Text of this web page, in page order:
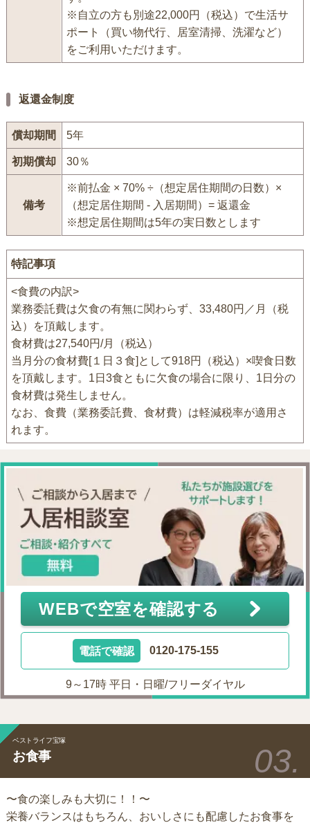
※自立の方も別途22,000円（税込）で生活サ
ポート（買い物代行、居室清掃、洗濯など）
をご利用いただけます。
返還金制度
償却期間 5年
初期償却 30％
備考
※前払金 × 70% ÷（想定居住期間の日数）×
（想定居住期間 - 入居期間）= 返還金
※想定居住期間は5年の実日数とします
特記事項
<食費の内訳>
業務委託費は欠食の有無に関わらず、33,480円／月（税
込）を頂戴します。
食材費は27,540円/月（税込）
当月分の食材費[１日３食]として918円（税込）×喫食日数
を頂戴します。1日3食ともに欠食の場合に限り、1日分の
食材費は発生しません。
なお、食費（業務委託費、食材費）は軽減税率が適用さ
れます。
WEBで空室を確認する
電話で確認 0120-175-155
9～17時 平日・日曜/フリーダイヤル
ベストライフ宝塚
お食事
〜食の楽しみも大切に！！〜
栄養バランスはもちろん、おいしさにも配慮したお食事を